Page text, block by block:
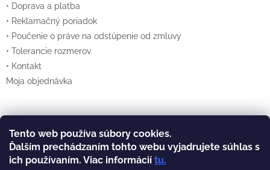
Tento web používa súbory cookies.
Ďalším prechádzaním tohto webu vyjadrujete súhlas s
ich používaním. Viac informácií tu.
• Doprava a platba
• Reklamačný poriadok
• Poučenie o práve na odstúpenie od zmluvy
• Tolerancie rozmerov
• Kontakt
Moja objednávka
Vytvoril Shoptet